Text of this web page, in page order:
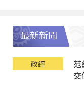
最新新聞
政經
交